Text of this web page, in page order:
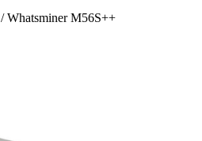
/ Whatsminer M56S++